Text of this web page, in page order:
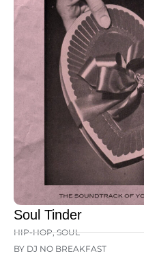
Soul Tinder
HIP-HOP,SOUL
BY DJ NO BREAKFAST